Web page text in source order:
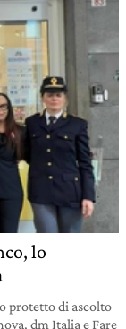
lo
protetto di ascolto
dm Italia e Fare